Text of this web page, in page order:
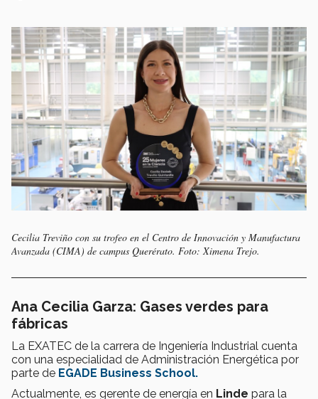
Cecilia Treviño con su trofeo en el Centro de Innovación y Manufactura
Avanzada (CIMA) de campus Querérato. Foto: Ximena Trejo.
Ana Cecilia Garza: Gases verdes para
fábricas
La EXATEC de la carrera de Ingeniería Industrial cuenta
con una especialidad de Administración Energética por
parte de EGADE Business School.
Actualmente, es gerente de energía en Linde para la